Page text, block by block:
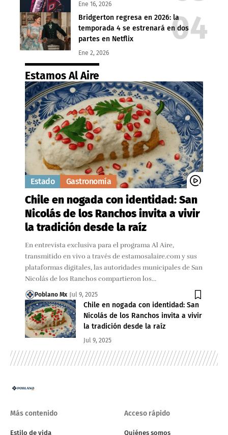
Ene 16, 2026
Bridgerton regresa en 2026: la
temporada 4 se estrenará en dos
partes en Netflix
Ene 2, 2026
Estamos Al Aire
Estado Gastronomía
Chile en nogada con identidad: San
Nicolás de los Ranchos invita a vivir
la tradición desde la raíz
En entrevista exclusiva para el programa Al Aire,
transmitido en vivo a través de estamosalaire.com y sus
plataformas digitales, las autoridades municipales de San
Nicolás de los Ranchos compartieron los…
Poblano Mx Jul 9, 2025
Chile en nogada con identidad: San
Nicolás de los Ranchos invita a vivir
la tradición desde la raíz
Jul 9, 2025
Más contenido
Estilo de vida
Acceso rápido
Quiénes somos